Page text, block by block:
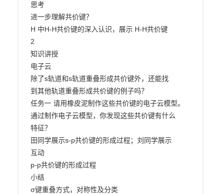
思考
进一步理解共价键？
H 中H-H共价键的深入认识，展示 H-H共价键
2
知识讲授
电子云
除了s轨道和s轨道重叠形成共价键外，还能找
到其他轨道重叠形成共价键的例子吗？
任务一 请用橡皮泥制作这些共价键的电子云模型。
通过制作电子云模型，你发现这些共价键有什么
特征？
田同学展示s-p共价键的形成过程；刘同学展示
互动
p-p共价键的形成过程
小结
σ键重叠方式，对称性及分类